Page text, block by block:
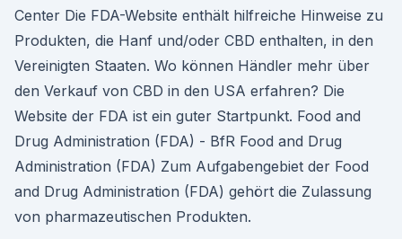
Center Die FDA-Website enthält hilfreiche Hinweise zu
Produkten, die Hanf und/oder CBD enthalten, in den
Vereinigten Staaten. Wo können Händler mehr über
den Verkauf von CBD in den USA erfahren? Die
Website der FDA ist ein guter Startpunkt. Food and
Drug Administration (FDA) - BfR Food and Drug
Administration (FDA) Zum Aufgabengebiet der Food
and Drug Administration (FDA) gehört die Zulassung
von pharmazeutischen Produkten.